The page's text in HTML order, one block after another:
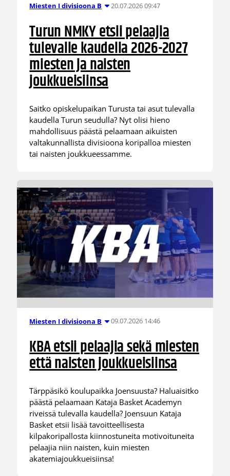
Miesten I divisioona B 20.07.2026 09:47
Turun NMKY etsii pelaajia
tulevalle kaudella 2026-2027
miesten ja naisten
joukkueisiinsa
Saitko opiskelupaikan Turusta tai asut tulevalla
kaudella Turun seudulla? Nyt olisi hieno
mahdollisuus päästä pelaamaan aikuisten
valtakunnallista divisioona koripalloa miesten
tai naisten joukkueessamme.
Miesten I divisioona B 09.07.2026 14:46
KBA etsii pelaajia sekä miesten
että naisten joukkueisiinsa
Tärppäsikö koulupaikka Joensuusta? Haluaisitko
päästä pelaamaan Kataja Basket Academyn
riveissä tulevalla kaudella? Joensuun Kataja
Basket etsii lisää tavoitteellisesta
kilpakoripallosta kiinnostuneita motivoituneita
pelaajia niin naisten, kuin miesten
akatemiajoukkueisiinsa!